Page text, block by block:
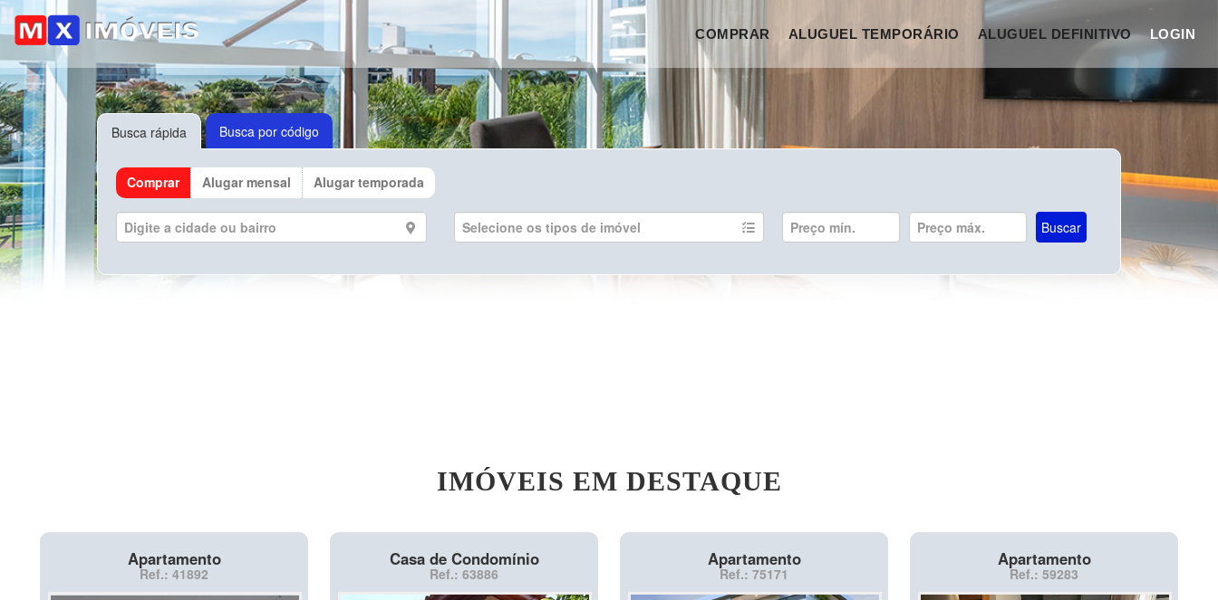
COMPRAR ALUGUEL TEMPORÁRIO ALUGUEL DEFINITIVO LOGIN
Busca rápida Busca por código
Comprar Alugar mensal Alugar temporada
IMÓVEIS EM DESTAQUE
Apartamento
Ref.: 41892
Casa de Condomínio
Ref.: 63886
Apartamento
Ref.: 75171
Apartamento
Ref.: 59283